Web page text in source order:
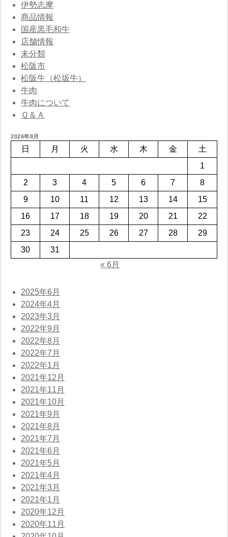
伊勢志摩
商品情報
国産黒毛和牛
店舗情報
未分類
松阪市
松阪牛（松坂牛）
牛肉
牛肉について
Ｑ＆Ａ
2026年8月
日 月 火 水 木 金
土
1
2
3 4 5 6 7
8
9
10 11 12 13 14
15
16
17 18 19 20 21
22
23
24 25 26 27 28
29
30
31
« 6月
2025年6月
2024年4月
2023年3月
2022年9月
2022年8月
2022年7月
2022年1月
2021年12月
2021年11月
2021年10月
2021年9月
2021年8月
2021年7月
2021年6月
2021年5月
2021年4月
2021年3月
2021年1月
2020年12月
2020年11月